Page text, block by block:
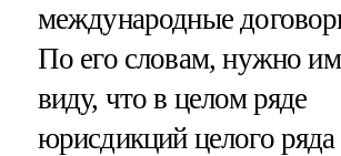
международные
По его словам, нужно
виду, что в целом ряде
юрисдикций целого ряда